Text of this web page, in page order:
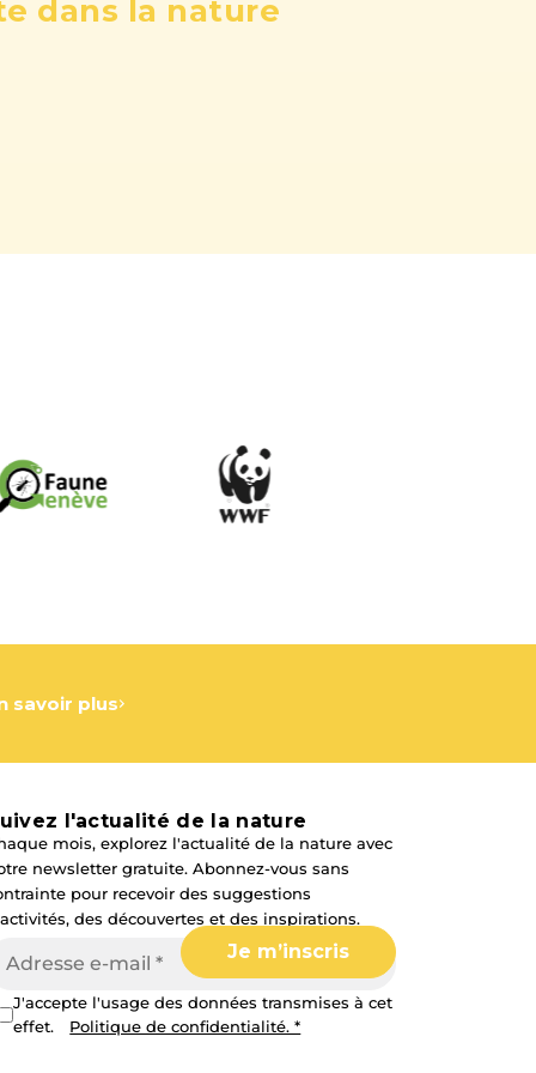
dans la nature
savoir plus
l'actualité de la nature
mois, explorez l'actualité de la nature avec
newsletter gratuite. Abonnez-vous sans
pour recevoir des suggestions
des découvertes et des inspirations.
J'accepte l'usage des données transmises à cet
effet.
Politique de confidentialité. *